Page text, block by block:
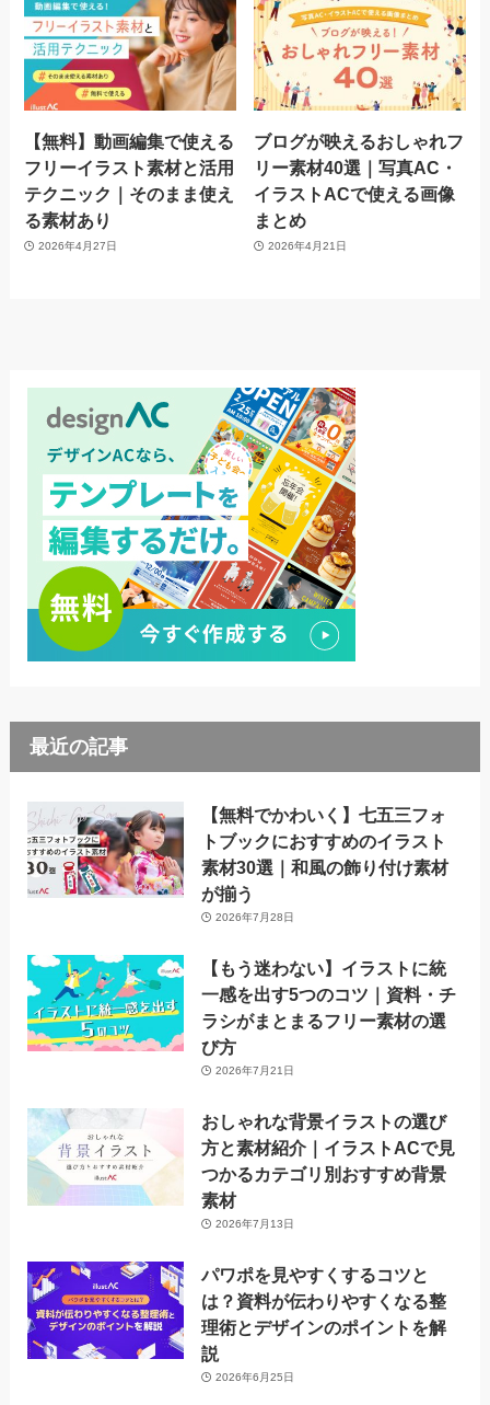
【無料】動画編集で使える
フリーイラスト素材と活用
テクニック｜そのまま使え
る素材あり
2026年4月27日
ブログが映えるおしゃれフ
リー素材40選｜写真AC・
イラストACで使える画像
まとめ
2026年4月21日
最近の記事
【無料でかわいく】七五三フォ
トブックにおすすめのイラスト
素材30選｜和風の飾り付け素材
が揃う
2026年7月28日
【もう迷わない】イラストに統
一感を出す5つのコツ｜資料・チ
ラシがまとまるフリー素材の選
び方
2026年7月21日
おしゃれな背景イラストの選び
方と素材紹介｜イラストACで見
つかるカテゴリ別おすすめ背景
素材
2026年7月13日
パワポを見やすくするコツと
は？資料が伝わりやすくなる整
理術とデザインのポイントを解
説
2026年6月25日